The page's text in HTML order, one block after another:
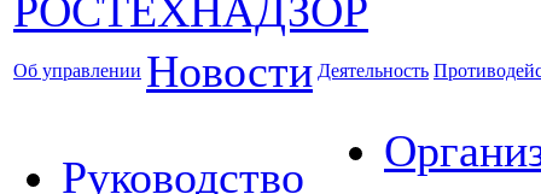
Об управлении Новости Деятельность
Руководство